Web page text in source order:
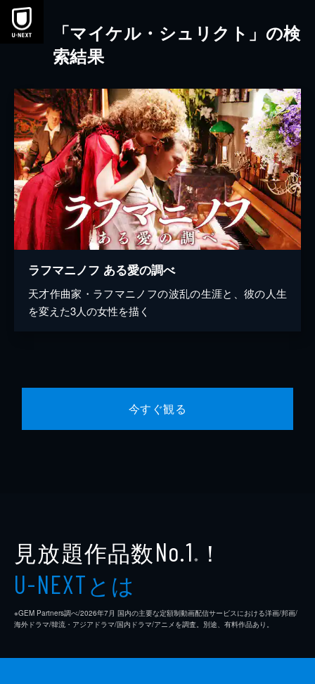
本文へスキップ
「マイケル・シュリクト」の検
索結果
ラフマニノフ ある愛の調べ
天才作曲家・ラフマニノフの波乱の生涯と、彼の人生
を変えた3人の女性を描く
今すぐ観る
見放題作品数No.1 ※ ！
U-NEXTとは
※GEM Partners調べ/2026年7⽉ 国内の主要な定額制動画配信サービスにおける洋画/邦画/
海外ドラマ/韓流・アジアドラマ/国内ドラマ/アニメを調査。別途、有料作品あり。